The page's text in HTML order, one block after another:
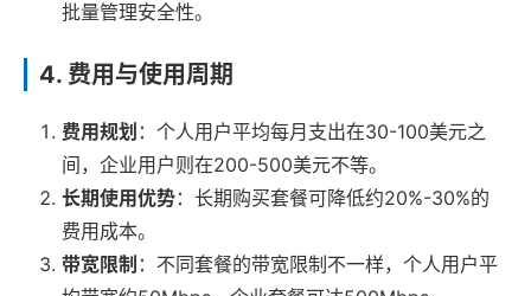
批量管理安全性。
4. 费用与使用周期
费用规划 ：个人用户平均每月支出在30-100美元之
间，企业用户则在200-500美元不等。
长期使用优势：长期购买套餐可降低约20%-30%的
费用成本。
带宽限制 ：不同套餐的带宽限制不一样，个人用户平